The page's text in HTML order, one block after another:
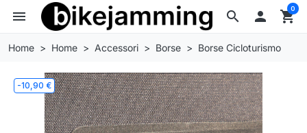
search
menu  shopping_cart
0
Home Home Accessori Borse Borse Cicloturismo
-10,90 €